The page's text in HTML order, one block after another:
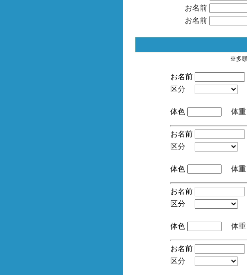
お名前
お名前
※多
お名前
区分
(手
体色
体重
お名前
区分
(手
体色
体重
お名前
区分
(手
体色
体重
お名前
区分
(手